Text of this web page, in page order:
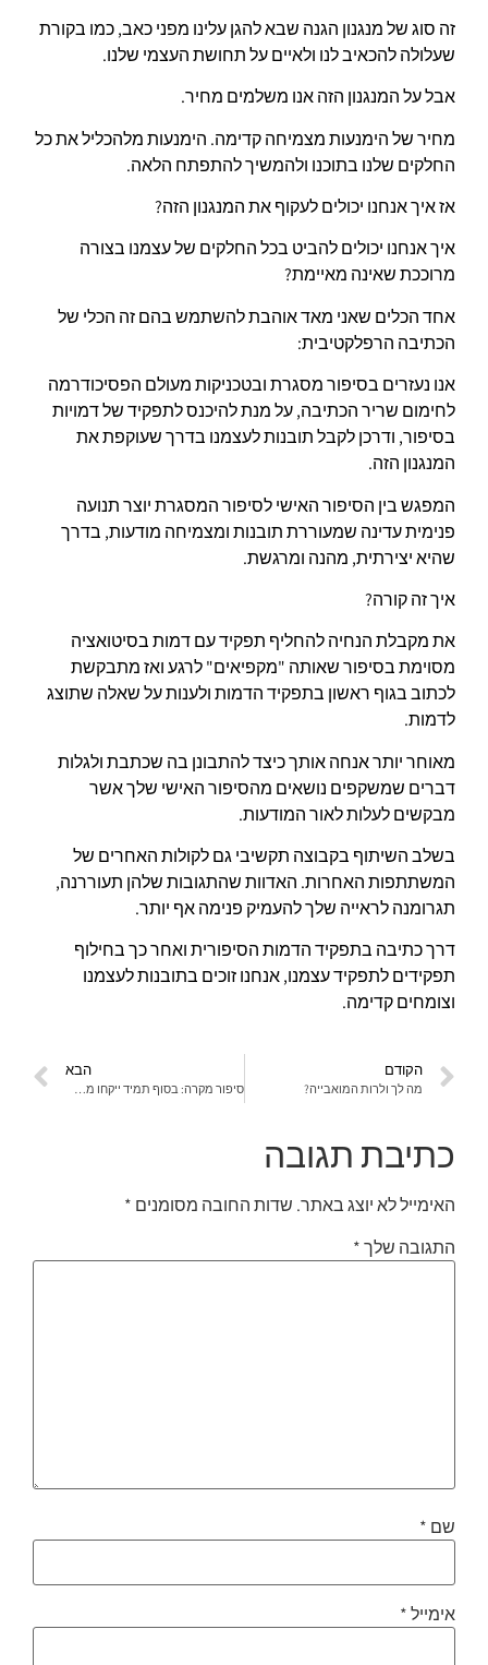
זה סוג של מנגנון הגנה שבא להגן עלינו מפני כאב, כמו בקורת
שעלולה להכאיב לנו ולאיים על תחושת העצמי שלנו.
אבל על המנגנון הזה אנו משלמים מחיר.
מחיר של הימנעות מצמיחה קדימה. הימנעות מלהכליל את כל
החלקים שלנו בתוכנו ולהמשיך להתפתח הלאה.
אז איך אנחנו יכולים לעקוף את המנגנון הזה?
איך אנחנו יכולים להביט בכל החלקים של עצמנו בצורה
מרוככת שאינה מאיימת?
אחד הכלים שאני מאד אוהבת להשתמש בהם זה הכלי של
הכתיבה הרפלקטיבית:
אנו נעזרים בסיפור מסגרת ובטכניקות מעולם הפסיכודרמה
לחימום שריר הכתיבה, על מנת להיכנס לתפקיד של דמויות
בסיפור, ודרכן לקבל תובנות לעצמנו בדרך שעוקפת את
המנגנון הזה.
המפגש בין הסיפור האישי לסיפור המסגרת יוצר תנועה
פנימית עדינה שמעוררת תובנות ומצמיחה מודעות, בדרך
שהיא יצירתית, מהנה ומרגשת.
איך זה קורה?
את מקבלת הנחיה להחליף תפקיד עם דמות בסיטואציה
מסוימת בסיפור שאותה "מקפיאים" לרגע ואז מתבקשת
לכתוב בגוף ראשון בתפקיד הדמות ולענות על שאלה שתוצג
לדמות.
מאוחר יותר אנחה אותך כיצד להתבונן בה שכתבת ולגלות
דברים שמשקפים נושאים מהסיפור האישי שלך אשר
מבקשים לעלות לאור המודעות.
בשלב השיתוף בקבוצה תקשיבי גם לקולות האחרים של
המשתתפות האחרות. האדוות שהתגובות שלהן תעוררנה,
תגרומנה לראייה שלך להעמיק פנימה אף יותר.
דרך כתיבה בתפקיד הדמות הסיפורית ואחר כך בחילוף
תפקידים לתפקיד עצמנו, אנחנו זוכים בתובנות לעצמנו
וצומחים קדימה.
הקודם
מה לך ולרות המואבייה?
הבא
סיפור מקרה: בסוף תמיד ייקחו ממני את מה ששייך לי!
כתיבת תגובה
האימייל לא יוצג באתר. שדות החובה מסומנים *
התגובה שלך*
שם *
אימייל*